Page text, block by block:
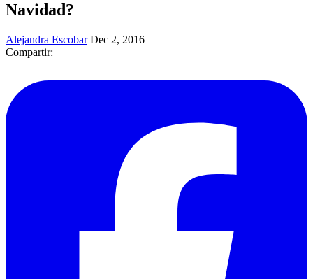
Navidad?
Alejandra Escobar Dec 2, 2016
Compartir: